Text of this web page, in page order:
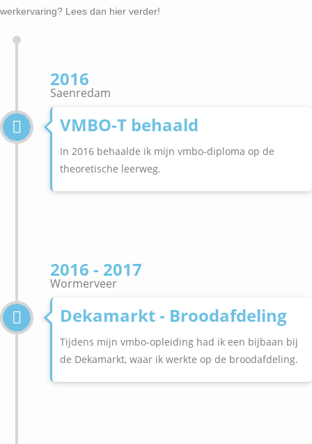
werkervaring? Lees dan hier verder!
2016
Saenredam
VMBO-T behaald
In 2016 behaalde ik mijn vmbo-diploma op de
theoretische leerweg.
2016 - 2017
Wormerveer
Dekamarkt - Broodafdeling
Tijdens mijn vmbo-opleiding had ik een bijbaan bij
de Dekamarkt, waar ik werkte op de broodafdeling.